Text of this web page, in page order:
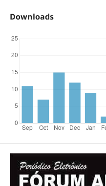
Downloads